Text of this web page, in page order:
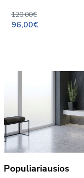
120,00€
96,00€
Populiariausios